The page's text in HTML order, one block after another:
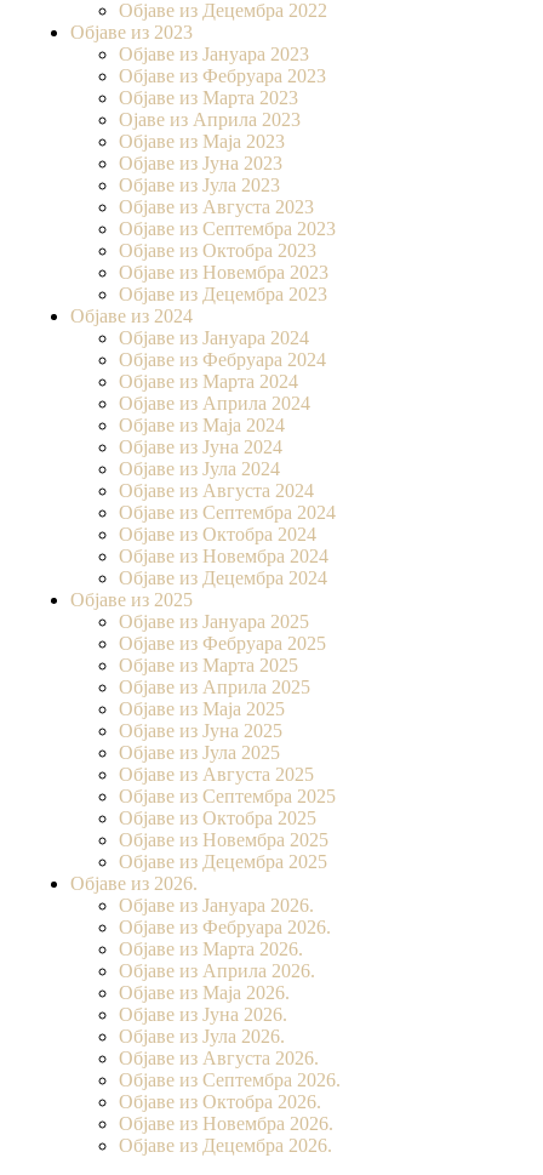
Објаве из Децембра 2022
Објаве из 2023
Објаве из Јануара 2023
Објаве из Фебруара 2023
Објаве из Марта 2023
Ојаве из Априла 2023
Објаве из Маја 2023
Објаве из Јуна 2023
Објаве из Јула 2023
Објаве из Августа 2023
Објаве из Септембра 2023
Објаве из Октобра 2023
Објаве из Новембра 2023
Објаве из Децембра 2023
Објаве из 2024
Објаве из Јануара 2024
Објаве из Фебруара 2024
Објаве из Марта 2024
Објаве из Априла 2024
Објаве из Маја 2024
Објаве из Јуна 2024
Објаве из Јула 2024
Објаве из Августа 2024
Објаве из Септембра 2024
Објаве из Октобра 2024
Објаве из Новембра 2024
Објаве из Децембра 2024
Објаве из 2025
Објаве из Јануара 2025
Објаве из Фебруара 2025
Објаве из Марта 2025
Објаве из Априла 2025
Објаве из Маја 2025
Објаве из Јуна 2025
Објаве из Јула 2025
Објаве из Августа 2025
Објаве из Септембра 2025
Објаве из Октобра 2025
Објаве из Новембра 2025
Објаве из Децембра 2025
Објаве из 2026.
Објаве из Јануара 2026.
Објаве из Фебруара 2026.
Објаве из Марта 2026.
Објаве из Априла 2026.
Објаве из Маја 2026.
Објаве из Јуна 2026.
Објаве из Јула 2026.
Објаве из Августа 2026.
Објаве из Септембра 2026.
Објаве из Октобра 2026.
Објаве из Новембра 2026.
Објаве из Децембра 2026.